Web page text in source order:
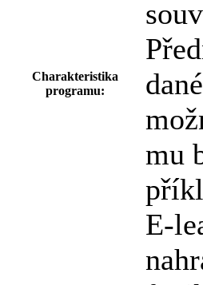
Charakteristika
programu:
mu
E-